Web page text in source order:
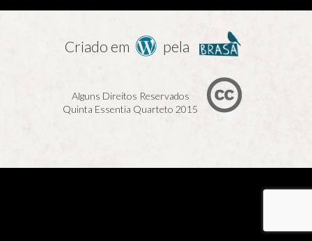
Criado em pela
Alguns Direitos Reservados
Quinta Essentia Quarteto 2015